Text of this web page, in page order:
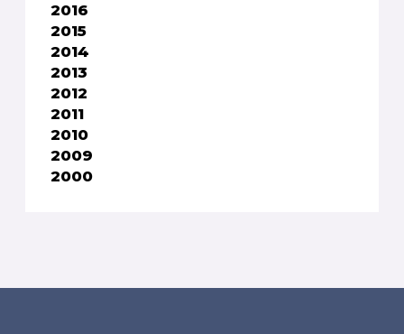
2016
2015
2014
2013
2012
2011
2010
2009
2000